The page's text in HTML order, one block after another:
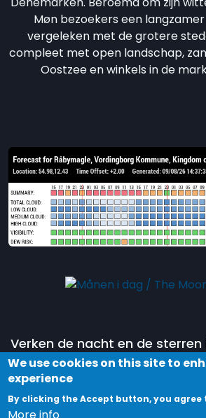
Møn bezoekers een
vergeleken met de grotere
compleet met open landschap,
Oostzee en winkels in de
Verken de nacht en de sterren
door deel te nemen aan een
We use cookies on this site to
experience
By clicking the Accept button, you agree